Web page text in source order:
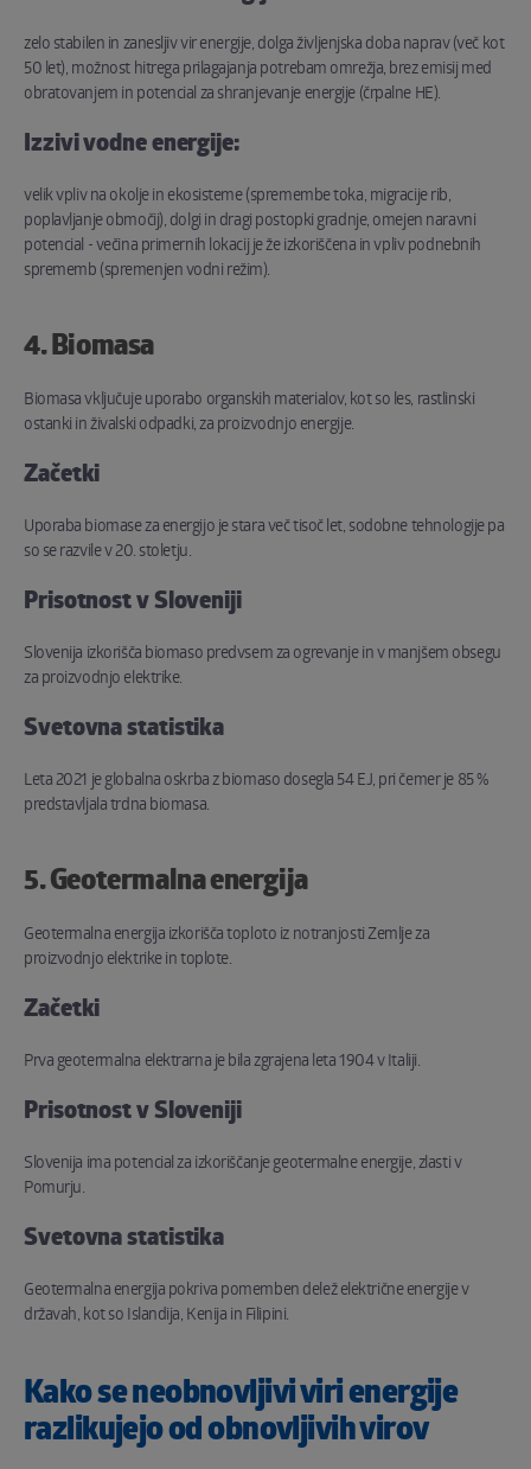
zelo stabilen in zanesljiv vir energije, dolga življenjska doba naprav (več kot
50 let), možnost hitrega prilagajanja potrebam omrežja, brez emisij med
obratovanjem in potencial za shranjevanje energije (črpalne HE).
Izzivi vodne energije:
velik vpliv na okolje in ekosisteme (spremembe toka, migracije rib,
poplavljanje območij), dolgi in dragi postopki gradnje, omejen naravni
potencial - večina primernih lokacij je že izkoriščena in vpliv podnebnih
sprememb (spremenjen vodni režim).
4. Biomasa
Biomasa vključuje uporabo organskih materialov, kot so les, rastlinski
ostanki in živalski odpadki, za proizvodnjo energije.
Začetki
Uporaba biomase za energijo je stara več tisoč let, sodobne tehnologije pa
so se razvile v 20. stoletju.
Prisotnost v Sloveniji
Slovenija izkorišča biomaso predvsem za ogrevanje in v manjšem obsegu
za proizvodnjo elektrike.
Svetovna statistika
Leta 2021 je globalna oskrba z biomaso dosegla 54 EJ, pri čemer je 85 %
predstavljala trdna biomasa.
5. Geotermalna energija
Geotermalna energija izkorišča toploto iz notranjosti Zemlje za
proizvodnjo elektrike in toplote.
Začetki
Prva geotermalna elektrarna je bila zgrajena leta 1904 v Italiji.
Prisotnost v Sloveniji
Slovenija ima potencial za izkoriščanje geotermalne energije, zlasti v
Pomurju.
Svetovna statistika
Geotermalna energija pokriva pomemben delež električne energije v
državah, kot so Islandija, Kenija in Filipini.
Kako se neobnovljivi viri energije
razlikujejo od obnovljivih virov